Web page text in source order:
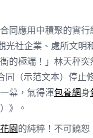
同應用中積聚的實
光社企業、處所文明
的極端！」林天秤
同（示范文本）停止
一幕，氣得渾包養網身
》。
園的純粹！不可饒